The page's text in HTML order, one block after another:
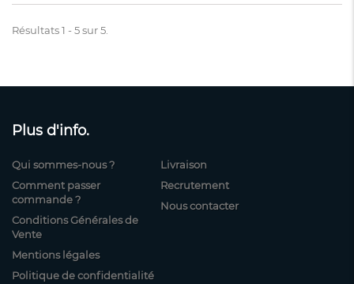
Résultats 1 - 5 sur 5.
Plus d'info.
Qui sommes-nous ?
Comment passer
commande ?
Conditions Générales de
Vente
Mentions légales
Politique de confidentialité
Livraison
Recrutement
Nous contacter